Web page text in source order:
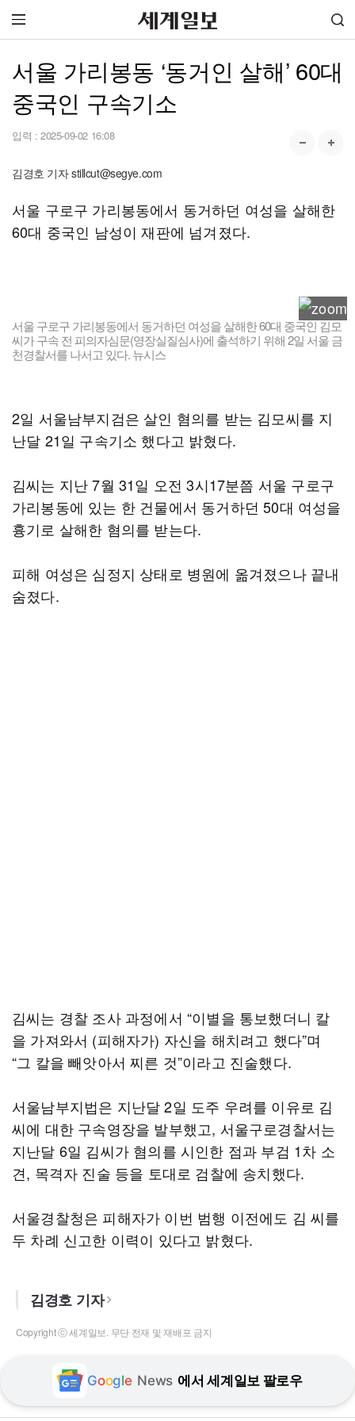
서울 가리봉동 ‘동거인 살해’ 60대
중국인 구속기소
입력 : 2025-09-02 16:08
김경호 기자 stillcut@segye.com
서울 구로구 가리봉동에서 동거하던 여성을 살해한
60대 중국인 남성이 재판에 넘겨졌다.
서울 구로구 가리봉동에서 동거하던 여성을 살해한 60대 중국인 김모
씨가 구속 전 피의자심문(영장실질심사)에 출석하기 위해 2일 서울 금
천경찰서를 나서고 있다. 뉴시스
2일 서울남부지검은 살인 혐의를 받는 김모씨를 지
난달 21일 구속기소 했다고 밝혔다.
김씨는 지난 7월 31일 오전 3시17분쯤 서울 구로구
가리봉동에 있는 한 건물에서 동거하던 50대 여성을
흉기로 살해한 혐의를 받는다.
피해 여성은 심정지 상태로 병원에 옮겨졌으나 끝내
숨졌다.
김씨는 경찰 조사 과정에서 “이별을 통보했더니 칼
을 가져와서 (피해자가) 자신을 해치려고 했다”며
“그 칼을 빼앗아서 찌른 것”이라고 진술했다.
서울남부지법은 지난달 2일 도주 우려를 이유로 김
씨에 대한 구속영장을 발부했고, 서울구로경찰서는
지난달 6일 김씨가 혐의를 시인한 점과 부검 1차 소
견, 목격자 진술 등을 토대로 검찰에 송치했다.
서울경찰청은 피해자가 이번 범행 이전에도 김 씨를
두 차례 신고한 이력이 있다고 밝혔다.
김경호 기자
Copyright ⓒ 세계일보. 무단 전재 및 재배포 금지
Google News 에서 세계일보 팔로우